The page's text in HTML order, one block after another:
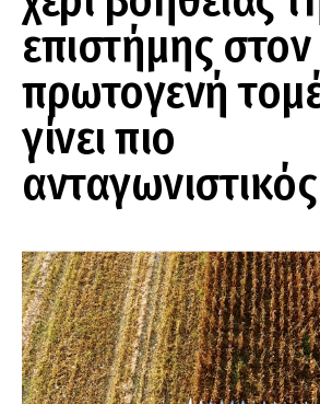
επιστήμης στον
πρωτογενή
γίνει πιο
ανταγωνιστικός